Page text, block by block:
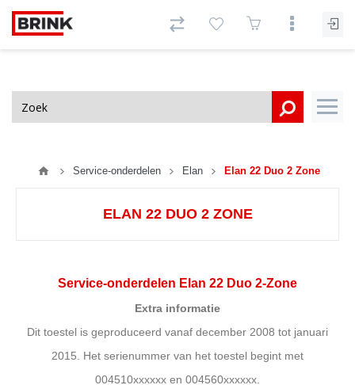
Service-onderdelen Elan Elan 22 Duo 2 Zone
ELAN 22 DUO 2 ZONE
Service-onderdelen Elan 22 Duo 2-Zone
Extra informatie
Dit toestel is geproduceerd vanaf december 2008 tot januari
2015. Het serienummer van het toestel begint met
004510xxxxxx en 004560xxxxxx.